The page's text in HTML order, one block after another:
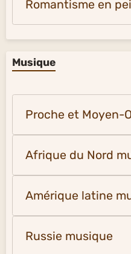
Romantisme en
Musique
Proche et Moyen-
Afrique du Nord
Amérique latine
Russie musique